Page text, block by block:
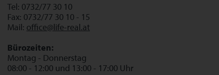
Tel: 0732/77 30 10
Fax: 0732/77 30 10 - 15
Mail: office@life-real.at
Bürozeiten:
Montag - Donnerstag
08:00 - 12:00 und 13:00 - 17:00 Uhr